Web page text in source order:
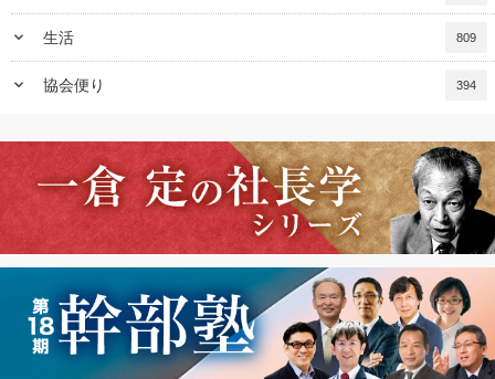
keyboard_arrow_down 生活 809
keyboard_arrow_down 協会便り 394